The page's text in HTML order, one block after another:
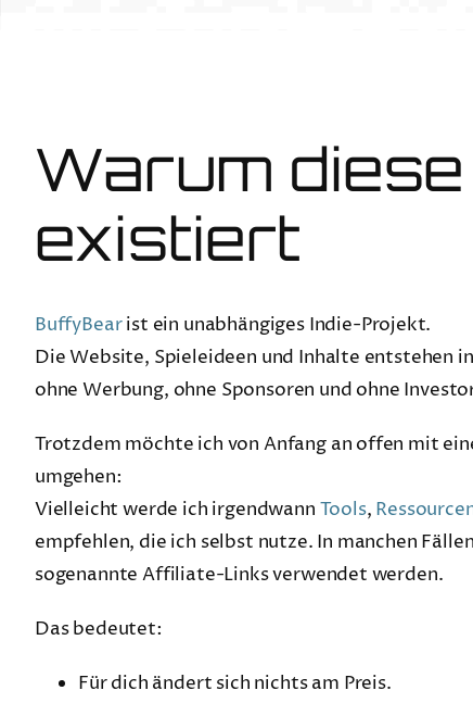
Warum
existiert
BuffyBearist ein unabhängiges Indie-Projekt.
Die Website, Spieleideen und Inhalte entstehen
ohne Werbung, ohne Sponsoren und ohne
Trotzdem möchte ich von Anfang an offen mit
umgehen:
Vielleicht werde ich irgendwann Tools,
empfehlen, die ich selbst nutze. In manchen
sogenannte Affiliate-Links verwendet werden.
Das bedeutet:
Für dich ändert sich nichts am Preis.